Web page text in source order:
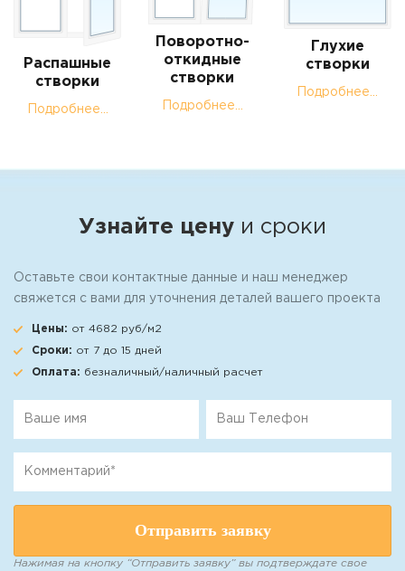
Распашные
створки
Подробнее...
Поворотно-
откидные
створки
Подробнее...
Глухие
створки
Подробнее...
Узнайте цену и сроки
Оставьте свои контактные данные и наш менеджер
свяжется с вами для уточнения деталей вашего проекта
Цены: от 4682 руб/м2
Сроки: от 7 до 15 дней
Оплата: безналичный/наличный расчет
Отправить заявку
Нажимая на кнопку “Отправить заявку” вы подтверждате свое